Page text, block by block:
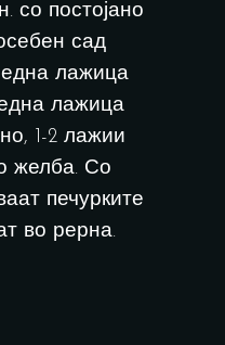
со постојано
сад
една лажица
лажица
1-2 лажии
желба. Со
печурките
во рерна.